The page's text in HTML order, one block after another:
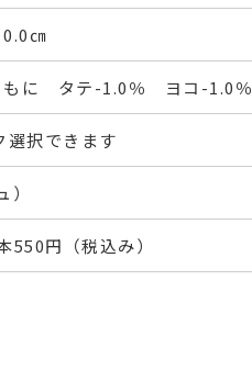
㎝
もに タテ-1.0％ ヨコ-1.0％
選択できます
550円（税込み）